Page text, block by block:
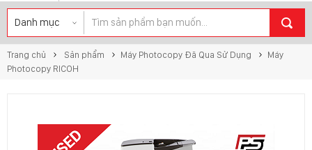
Trang chủ Sản phẩm Máy Photocopy Đã Qua Sử Dụng
Máy
Photocopy RICOH